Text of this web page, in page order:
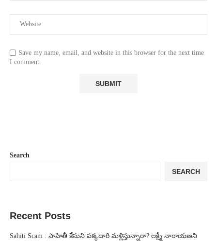
Save my name, email, and website in this browser for the next time
I comment.
Search
SEARCH
Recent Posts
Sahiti Scam : సాహితీ కేసుని పక్కదారి మళ్లిస్తున్నారా? లక్ష్మీ నారాయణని